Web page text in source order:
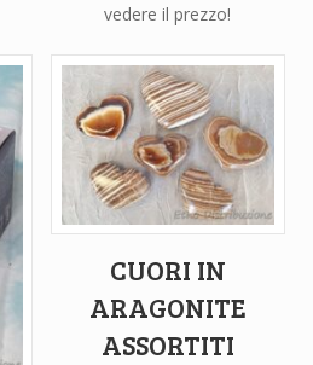
vedere il prezzo!
CUORI IN
ARAGONITE
ASSORTITI